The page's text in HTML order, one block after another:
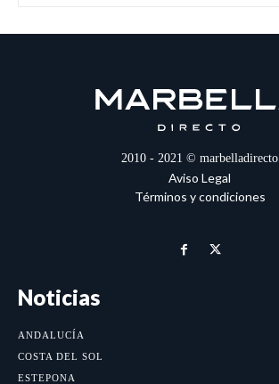
2010 - 2021 © marbelladirecto
Aviso Legal
Términos y condiciones
Noticias
ANDALUCÍA
COSTA DEL SOL
ESTEPONA